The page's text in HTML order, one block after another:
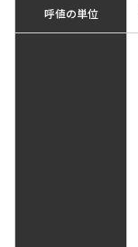
呼値の単位